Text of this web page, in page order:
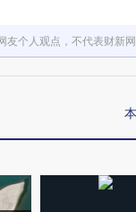
友个人观点，不代表财新